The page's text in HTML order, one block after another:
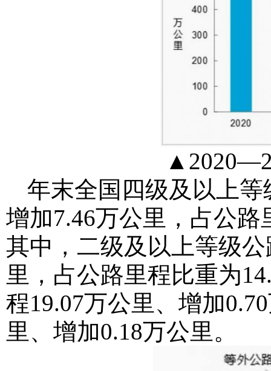
年末全国四级及以上
增加7.46万公里，占公路
其中，二级及以上等级
里，占公路里程比重为
程19.07万公里、增加
里、增加0.18万公里。